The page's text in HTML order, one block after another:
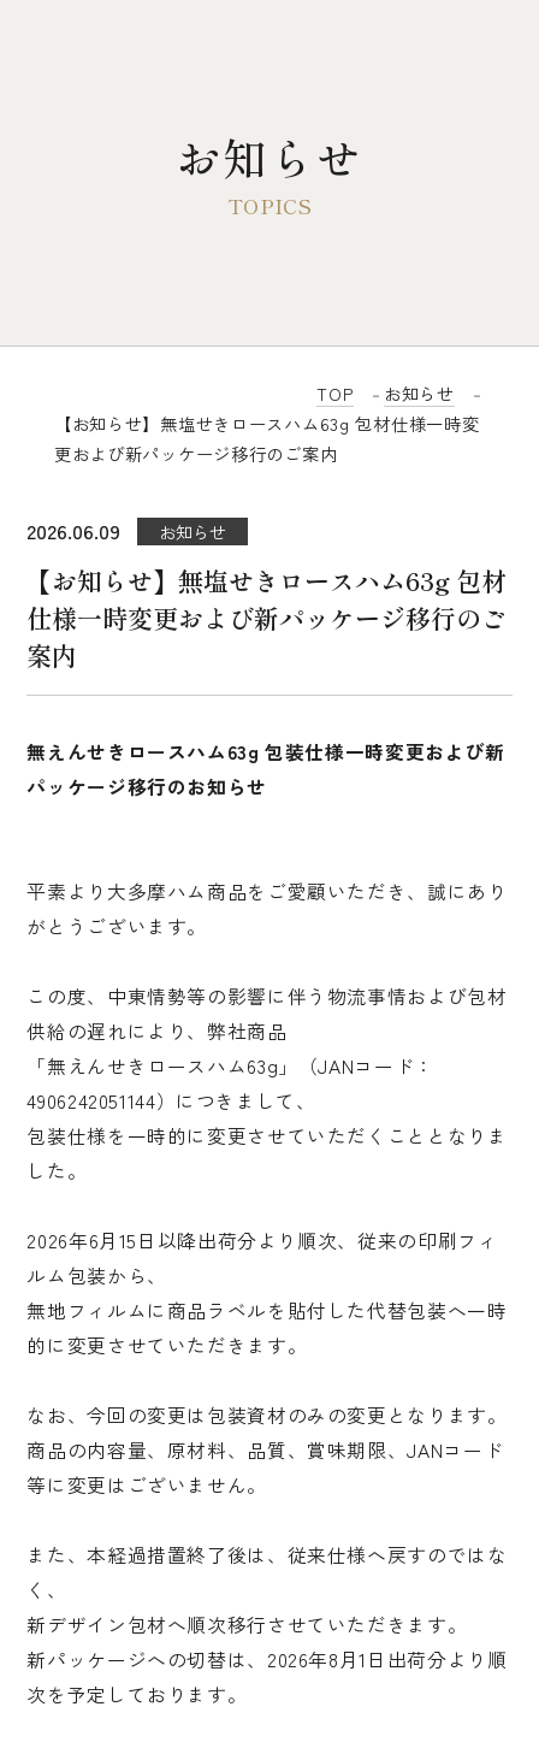
会社概要
無塩せき商品について
販売店舗
催事イベント出展
ブランド・製品紹介
MATOI 直火式燻製
業務用販売
マイスターセレクション
レシピ紹介
工場直売店
ご宴会/パーティーメニュー
お知らせ
会員登録
お問い合わせ
お知らせ
TOP
お知らせ
【お知らせ】無塩せきロースハム63g 包材仕様一時変
更および新パッケージ移行のご案内
2026.06.09 お知らせ
【お知らせ】無塩せきロースハム63g 包材
仕様一時変更および新パッケージ移行のご
案内
無えんせきロースハム63g 包装仕様一時変更および新
パッケージ移行のお知らせ
平素より大多摩ハム商品をご愛顧いただき、誠にあり
がとうございます。
この度、中東情勢等の影響に伴う物流事情および包材
供給の遅れにより、弊社商品
「無えんせきロースハム63g」（JANコード：
4906242051144）につきまして、
包装仕様を一時的に変更させていただくこととなりま
した。
2026年6月15日以降出荷分より順次、従来の印刷フィ
ルム包装から、
無地フィルムに商品ラベルを貼付した代替包装へ一時
的に変更させていただきます。
なお、今回の変更は包装資材のみの変更となります。
商品の内容量、原材料、品質、賞味期限、JANコード
等に変更はございません。
また、本経過措置終了後は、従来仕様へ戻すのではな
く、
新デザイン包材へ順次移行させていただきます。
新パッケージへの切替は、2026年8月1日出荷分より順
次を予定しております。